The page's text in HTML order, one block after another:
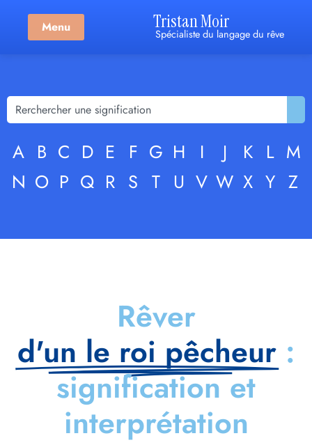
Menu Tristan Moir
Spécialiste du langage du rêve
A B C D E F G H I J K L M
N O P Q R S T U V W X Y Z
Rêver
d'un le roi pêcheur :
signification et
interprétation